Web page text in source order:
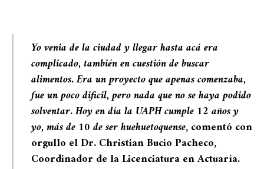
Yo venia de la ciudad y llegar hasta acá era
complicado, también en cuestión de buscar
alimentos. Era un proyecto que apenas comenzaba,
fue un poco dificil, pero nada que no se haya podido
solventar.Hoy en día la UAPH cumple 12 años y
yo, más de 10 de ser huehuetoquense, comentó con
orgullo el Dr. Christian Bucio Pacheco,
Coordinador de la Licenciatura en Actuaría.